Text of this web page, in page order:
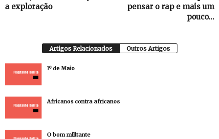
a exploração
pensar o rap e mais um
pouco…
Artigos Relacionados Outros Artigos
1º de Maio
Africanos contra africanos
O bom militante